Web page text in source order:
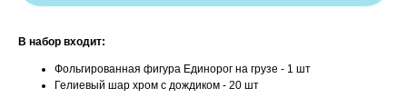
В набор входит:
Фольгированная фигура Единорог на грузе - 1 шт
Гелиевый шар хром с дождиком - 20 шт